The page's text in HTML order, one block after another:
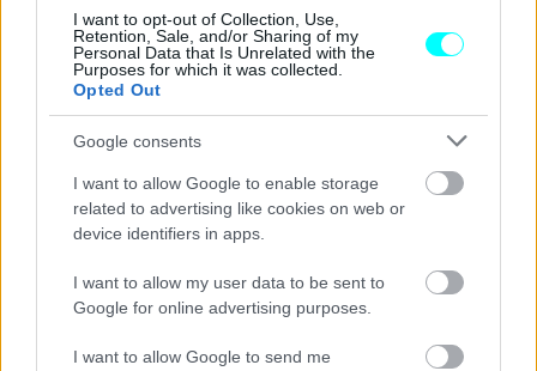
I want to opt-out of Collection, Use,
Retention, Sale, and/or Sharing of my
Personal Data that Is Unrelated with the
Purposes for which it was collected.
Opted Out
Google consents
I want to allow Google to enable storage
related to advertising like cookies on web or
device identifiers in apps.
I want to allow my user data to be sent to
Google for online advertising purposes.
I want to allow Google to send me
του Renault 8 παρουσιάστηκε το 1964 και διέθεταν
βελτιωμένο ατμοσφαιρικό κινητήρα βενζίνης 1.100
κ.εκ. με ισχύ 88 ίππωνκαι 1.3 με 100 ίππους (facelift).